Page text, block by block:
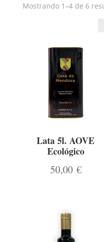
Mostrando 1–4 de 6
Lata 5l. AOVE
Ecológico
50,00 €